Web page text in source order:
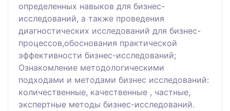
определенных навыков для бизнес-
исследований, а также проведения
диагностических исследований для бизнес-
процессов,обоснования практической
эффективности бизнес-исследований;
Ознакомление методологическими
подходами и методами бизнес исследований:
количественные, качественные , частные,
экспертные методы бизнес-исследований.